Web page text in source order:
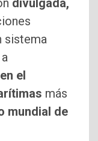
divulgada,
sistema
el
más
mundial de